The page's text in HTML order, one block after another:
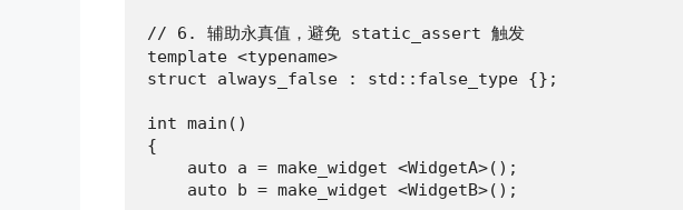
// 6. 辅助永真值，避免 static_assert 触发
template <typename>
struct always_false : std::false_type {};
int main()
{
    auto a = make_widget <WidgetA>();
    auto b = make_widget <WidgetB>();